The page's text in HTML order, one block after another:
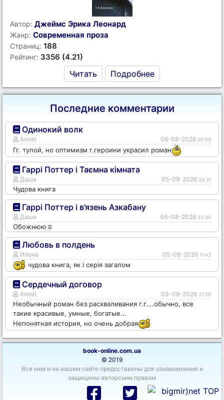
Автор: Джеймс Эрика Леонард
Жанр: Современная проза
Страниц: 188
Рейтинг: 3356 (4.21)
Читать Подробнее
Последние комментарии
Одинокий волк
Annat 06-08-2026 00:00
Гг. тупой, но оптимизм г.героини украсил роман
Гаррі Поттер і Таємна кімната
Даша 05-08-2026 23:31
Чудова книга
Гаррі Поттер і в’язень Азкабану
Даша 05-08-2026 23:30
Обожнюю☺️
Любовь в полдень
Илона 05-08-2026 11:43
чудова книга, як і серія загалом
Сердечный договор
Annat 03-08-2026 21:29
Необычный роман без расхваливания г.г....обычно, все
такие красивые, умные, богатые...
Непонятная история, но очень добрая
book-online.com.ua
© 2019
Все книги на нашем сайте предоставены для ознакомления и
защищены авторским правом